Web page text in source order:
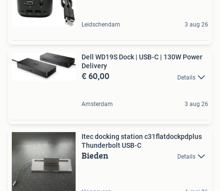
Leidschendam 3 aug 26
Dell WD19S Dock | USB-C | 130W Power
Delivery
€ 60,00 Details
Amsterdam 3 aug 26
Itec docking station c31flatdockpdplus
Thunderbolt USB-C
Bieden Details